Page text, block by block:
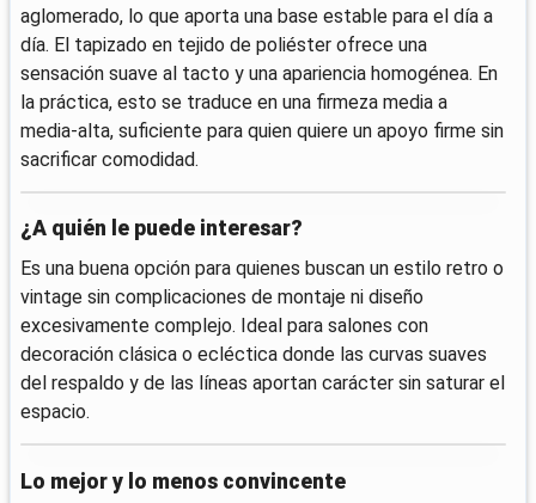
aglomerado, lo que aporta una base estable para el día a
día. El tapizado en tejido de poliéster ofrece una
sensación suave al tacto y una apariencia homogénea. En
la práctica, esto se traduce en una firmeza media a
media-alta, suficiente para quien quiere un apoyo firme sin
sacrificar comodidad.
¿A quién le puede interesar?
Es una buena opción para quienes buscan un estilo retro o
vintage sin complicaciones de montaje ni diseño
excesivamente complejo. Ideal para salones con
decoración clásica o ecléctica donde las curvas suaves
del respaldo y de las líneas aportan carácter sin saturar el
espacio.
Lo mejor y lo menos convincente